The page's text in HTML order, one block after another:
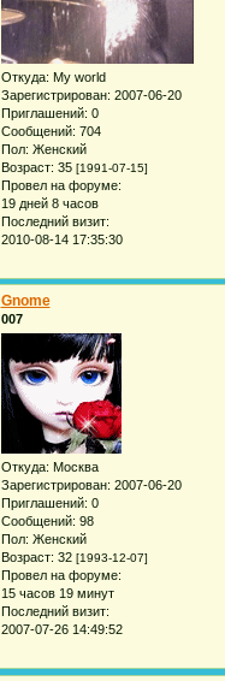
Откуда: My world
Зарегистрирован: 2007-06-20
Приглашений: 0
Сообщений: 704
Пол: Женский
Возраст: 35 [1991-07-15]
Провел на форуме:
19 дней 8 часов
Последний визит:
2010-08-14 17:35:30
Gnome
007
Откуда: Москва
Зарегистрирован: 2007-06-20
Приглашений: 0
Сообщений: 98
Пол: Женский
Возраст: 32 [1993-12-07]
Провел на форуме:
15 часов 19 минут
Последний визит:
2007-07-26 14:49:52